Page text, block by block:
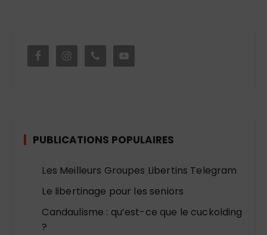
PUBLICATIONS POPULAIRES
Les Meilleurs Groupes Libertins Telegram
Le libertinage pour les seniors
Candaulisme : qu’est-ce que le cuckolding
?